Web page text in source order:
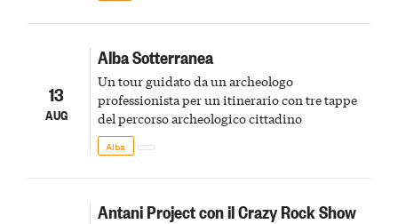
13
AUG
Alba Sotterranea
Un tour guidato da un archeologo
professionista per un itinerario con tre tappe
del percorso archeologico cittadino
Alba
Antani Project con il Crazy Rock Show